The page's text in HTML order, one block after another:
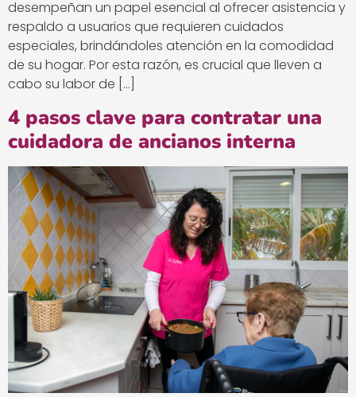
desempeñan un papel esencial al ofrecer asistencia y
respaldo a usuarios que requieren cuidados
especiales, brindándoles atención en la comodidad
de su hogar. Por esta razón, es crucial que lleven a
cabo su labor de […]
4 pasos clave para contratar una
cuidadora de ancianos interna